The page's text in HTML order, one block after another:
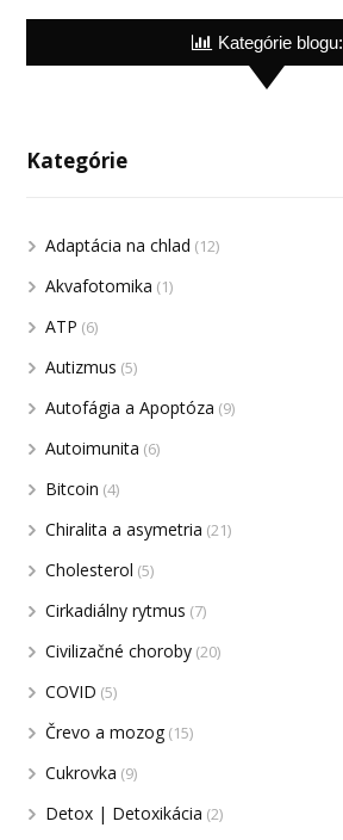
Kategórie blogu:
Kategórie
Adaptácia na chlad (12)
Akvafotomika (1)
ATP (6)
Autizmus (5)
Autofágia a Apoptóza (9)
Autoimunita (6)
Bitcoin (4)
Chiralita a asymetria (21)
Cholesterol (5)
Cirkadiálny rytmus (7)
Civilizačné choroby (20)
COVID (5)
Črevo a mozog (15)
Cukrovka (9)
Detox | Detoxikácia (2)